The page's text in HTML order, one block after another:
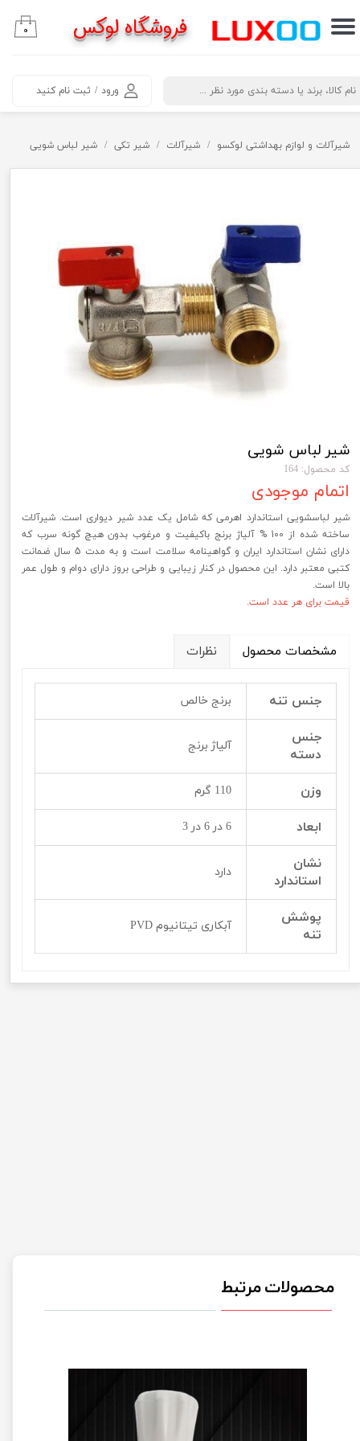
​جستجو ورود / ثبت نام کنید
حساب کاربری من
خروج از حساب کاربری
۰ فروشگاه لوکس
شیرآلات و لوازم بهداشتی لوکسو شیرآلات شیر تکی شیر لباس شویی
شیر لباس شویی
کد محصول: 164
اتمام موجودی
شیر لباسشویی استاندارد اهرمی که شامل یک عدد شیر دیواری است. شیرآلات
ساخته شده از 100 % آلیاژ برنج باکیفیت و مرغوب بدون هیچ گونه سرب که
دارای نشان استاندارد ایران و گواهینامه سلامت است و به مدت 5 سال ضمانت
کتبی معتبر دارد. این محصول در کنار زیبایی و طراحی بروز دارای دوام و طول عمر
بالا است.
قیمت برای هر عدد است.
مشخصات محصول نظرات
جنس تنه برنج خالص
جنس
دسته
آلیاژ برنج
وزن 110 گرم
ابعاد 6 در 6 در 3
نشان
استاندارد
دارد
پوشش
تنه
آبکاری تیتانیوم PVD
محصولات مرتبط